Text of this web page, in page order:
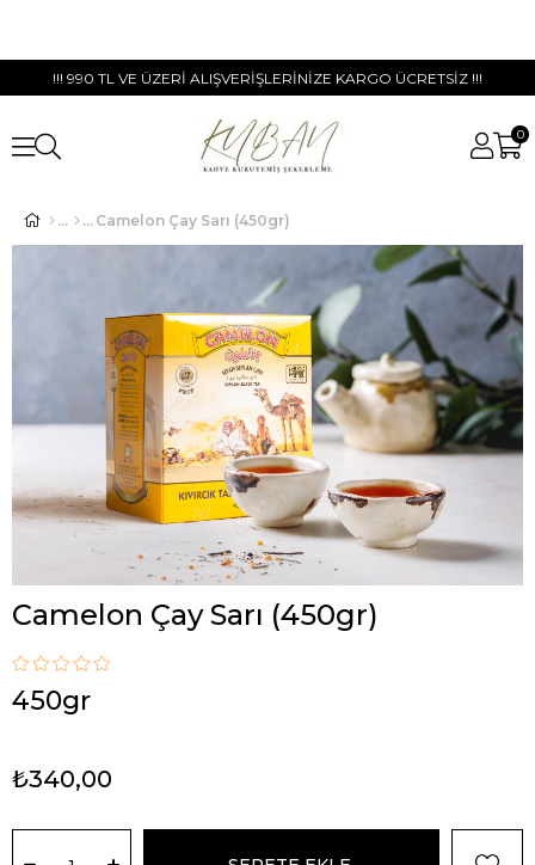
!!! 990 TL VE ÜZERİ ALIŞVERİŞLERİNİZE KARGO ÜCRETSİZ !!!
0
Camelon Çay Sarı (450gr)
Camelon Çay Sarı (450gr)
450gr
₺340,00